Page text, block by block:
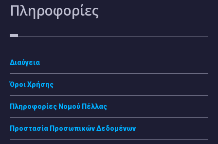
Πληροφορίες
Διαύγεια
Όροι Χρήσης
Πληροφορίες Νομού Πέλλας
Προστασία Προσωπικών Δεδομένων